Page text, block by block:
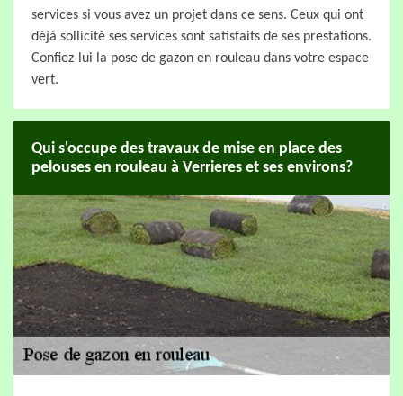
services si vous avez un projet dans ce sens. Ceux qui ont
déjà sollicité ses services sont satisfaits de ses prestations.
Confiez-lui la pose de gazon en rouleau dans votre espace
vert.
Qui s'occupe des travaux de mise en place des
pelouses en rouleau à Verrieres et ses environs?